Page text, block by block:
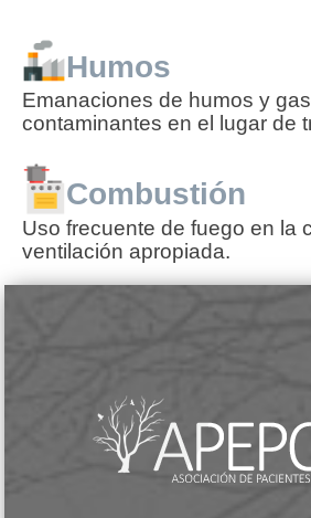
Humos
Emanaciones de humos y
contaminantes en el lugar de
Combustión
Uso frecuente de fuego en la
ventilación apropiada.